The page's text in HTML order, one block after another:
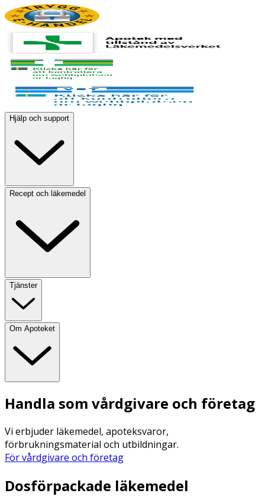
Hjälp och support
Recept och läkemedel
Tjänster
Om Apoteket
Handla som vårdgivare och företag
Vi erbjuder läkemedel, apoteksvaror,
förbrukningsmaterial och utbildningar.
För vårdgivare och företag
Dosförpackade läkemedel